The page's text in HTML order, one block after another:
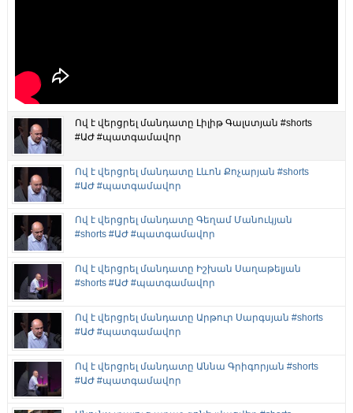
Ով է վերցրել մանդատը Լիլիթ Գալստյան #shorts
#ԱԺ #պատգամավոր
Ով է վերցրել մանդատը Լևոն Քոչարյան #shorts
#ԱԺ #պատգամավոր
Ով է վերցրել մանդատը Գեղամ Մանուկյան
#shorts #ԱԺ #պատգամավոր
Ով է վերցրել մանդատը Իշխան Սաղաթելյան
#shorts #ԱԺ #պատգամավոր
Ով է վերցրել մանդատը Արթուր Սարգսյան #shorts
#ԱԺ #պատգամավոր
Ով է վերցրել մանդատը Աննա Գրիգորյան #shorts
#ԱԺ #պատգամավոր